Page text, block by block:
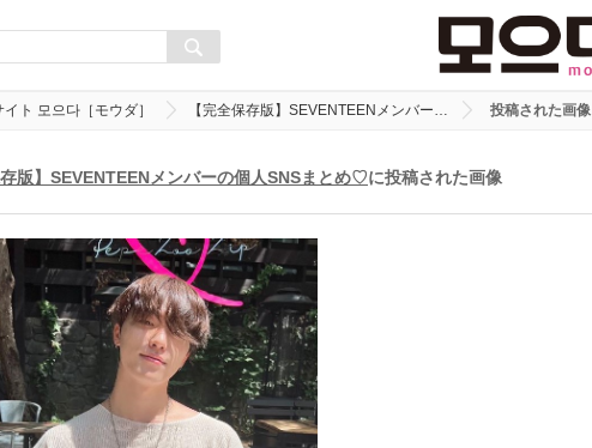
ト 모으다［モウダ］ 【完全保存版】SEVENTEENメンバー… 投稿された画像
存版】SEVENTEENメンバーの個人SNSまとめ♡に投稿された画像